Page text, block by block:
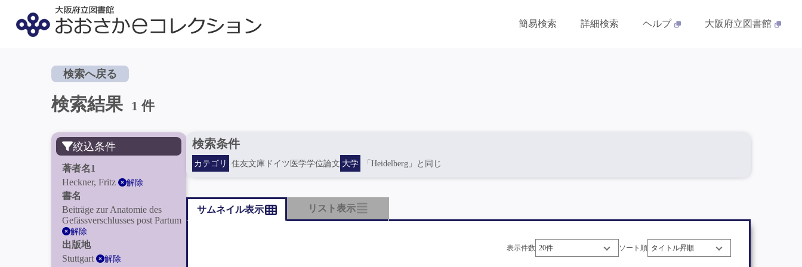
簡易検索 詳細検索 ヘルプ 大阪府立図書館
検索へ戻る
検索結果 1 件
絞込条件
著者名1
Heckner, Fritz
解除
書名
Beiträge zur Anatomie des
Gefässverschlusses post Partum
解除
出版地
Stuttgart
解除
検索条件
カテゴリ 住友文庫ドイツ医学学位論文 大学 「Heidelberg」と同じ
サムネイル表示 リスト表示
表示件数 ソート順